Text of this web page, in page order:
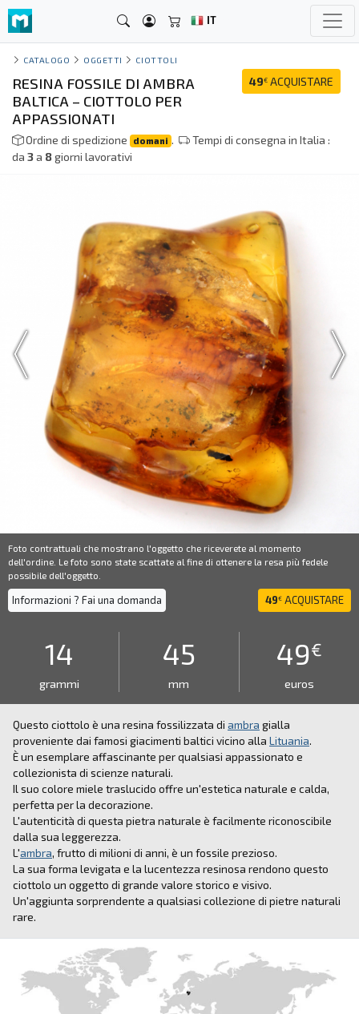
IT
CATALOGO OGGETTI CIOTTOLI
49€ ACQUISTARE
RESINA FOSSILE DI AMBRA
BALTICA – CIOTTOLO PER
APPASSIONATI
Ordine di spedizione domani .
Tempi di consegna in Italia :
da 3a 8giorni lavorativi
Foto contrattuali che mostrano l'oggetto che riceverete al momento
dell'ordine. Le foto sono state scattate al fine di ottenere la resa più fedele
possibile dell'oggetto.
Informazioni ? Fai una domanda 49€ ACQUISTARE
14
grammi
45
mm
49€
euros
Questo ciottolo è una resina fossilizzata di ambra gialla
proveniente dai famosi giacimenti baltici vicino alla Lituania.
È un esemplare affascinante per qualsiasi appassionato e
collezionista di scienze naturali.
Il suo colore miele traslucido offre un'estetica naturale e calda,
perfetta per la decorazione.
L'autenticità di questa pietra naturale è facilmente riconoscibile
dalla sua leggerezza.
L'ambra, frutto di milioni di anni, è un fossile prezioso.
La sua forma levigata e la lucentezza resinosa rendono questo
ciottolo un oggetto di grande valore storico e visivo.
Un'aggiunta sorprendente a qualsiasi collezione di pietre naturali
rare.